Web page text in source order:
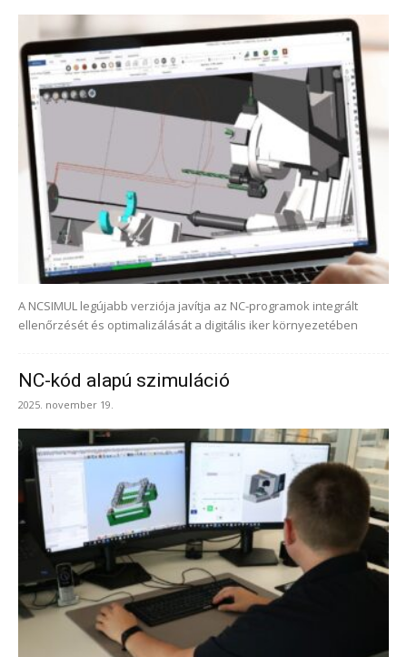
A NCSIMUL legújabb verziója javítja az NC-programok integrált
ellenőrzését és optimalizálását a digitális iker környezetében
NC-kód alapú szimuláció
2025. november 19.